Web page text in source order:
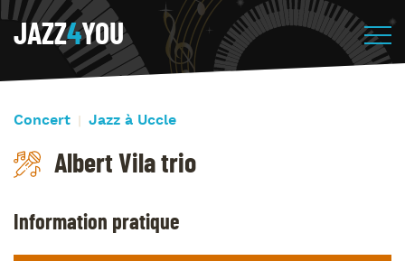
JAZZ4YOU
Concert Jazz à Uccle
Albert Vila trio
Information pratique